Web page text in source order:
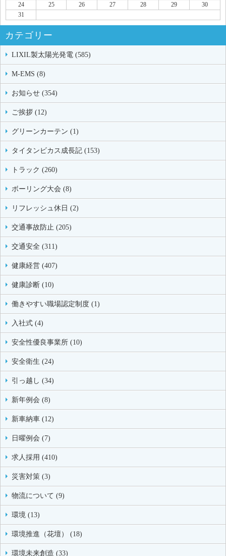
24
25 26 27 28 29
30
31
カテゴリー
LIXIL製太陽光発電 (585)
M-EMS (8)
お知らせ (354)
ご挨拶 (12)
グリーンカーテン (1)
タイタンビカス成長記 (153)
トラック (260)
ボーリング大会 (8)
リフレッシュ休日 (2)
交通事故防止 (205)
交通安全 (311)
健康経営 (407)
健康診断 (10)
働きやすい職場認定制度 (1)
入社式 (4)
安全性優良事業所 (10)
安全衛生 (24)
引っ越し (34)
新年例会 (8)
新車納車 (12)
日曜例会 (7)
求人採用 (410)
災害対策 (3)
物流について (9)
環境 (13)
環境推進（花壇） (18)
環境未来創造 (33)